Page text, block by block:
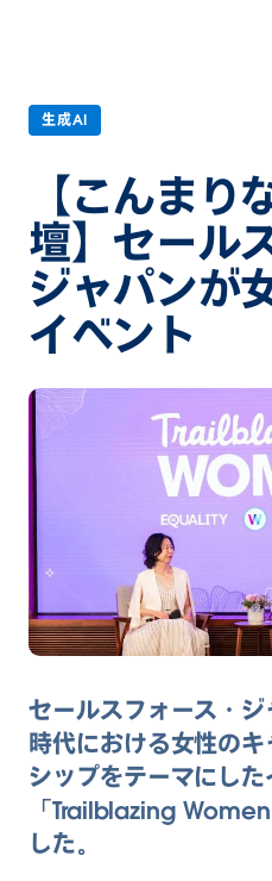
生成AI
【こんまり
壇】セール
ジャパンが
イベント
セールスフォース・
時代における女性の
シップをテーマにした
「Trailblazing
した。